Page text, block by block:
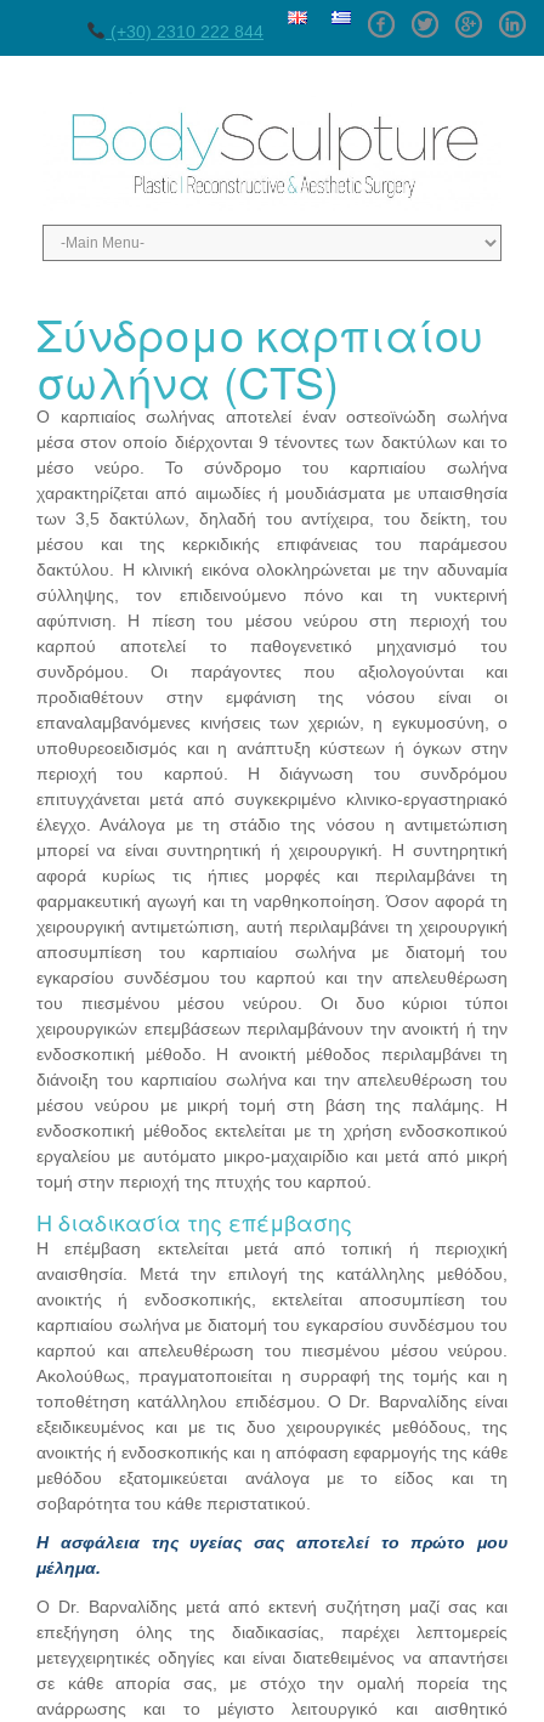
(+30) 2310 222 844
FacebookTwitterGPlus
Σύνδρομο καρπιαίου
σωλήνα (CTS)
Ο καρπιαίος σωλήνας αποτελεί έναν οστεοϊνώδη σωλήνα
μέσα στον οποίο διέρχονται 9 τένοντες των δακτύλων και το
μέσο νεύρο. Το σύνδρομο του καρπιαίου σωλήνα
χαρακτηρίζεται από αιμωδίες ή μουδιάσματα με υπαισθησία
των 3,5 δακτύλων, δηλαδή του αντίχειρα, του δείκτη, του
μέσου και της κερκιδικής επιφάνειας του παράμεσου
δακτύλου. Η κλινική εικόνα ολοκληρώνεται με την αδυναμία
σύλληψης, τον επιδεινούμενο πόνο και τη νυκτερινή
αφύπνιση. Η πίεση του μέσου νεύρου στη περιοχή του
καρπού αποτελεί το παθογενετικό μηχανισμό του
συνδρόμου. Οι παράγοντες που αξιολογούνται και
προδιαθέτουν στην εμφάνιση της νόσου είναι οι
επαναλαμβανόμενες κινήσεις των χεριών, η εγκυμοσύνη, ο
υποθυρεοειδισμός και η ανάπτυξη κύστεων ή όγκων στην
περιοχή του καρπού. Η διάγνωση του συνδρόμου
επιτυγχάνεται μετά από συγκεκριμένο κλινικο-εργαστηριακό
έλεγχο. Ανάλογα με τη στάδιο της νόσου η αντιμετώπιση
μπορεί να είναι συντηρητική ή χειρουργική. Η συντηρητική
αφορά κυρίως τις ήπιες μορφές και περιλαμβάνει τη
φαρμακευτική αγωγή και τη ναρθηκοποίηση. Όσον αφορά τη
χειρουργική αντιμετώπιση, αυτή περιλαμβάνει τη χειρουργική
αποσυμπίεση του καρπιαίου σωλήνα με διατομή του
εγκαρσίου συνδέσμου του καρπού και την απελευθέρωση
του πιεσμένου μέσου νεύρου. Οι δυο κύριοι τύποι
χειρουργικών επεμβάσεων περιλαμβάνουν την ανοικτή ή την
ενδοσκοπική μέθοδο. Η ανοικτή μέθοδος περιλαμβάνει τη
διάνοιξη του καρπιαίου σωλήνα και την απελευθέρωση του
μέσου νεύρου με μικρή τομή στη βάση της παλάμης. Η
ενδοσκοπική μέθοδος εκτελείται με τη χρήση ενδοσκοπικού
εργαλείου με αυτόματο μικρο-μαχαιρίδιο και μετά από μικρή
τομή στην περιοχή της πτυχής του καρπού.
Η διαδικασία της επέμβασης
Η επέμβαση εκτελείται μετά από τοπική ή περιοχική
αναισθησία. Μετά την επιλογή της κατάλληλης μεθόδου,
ανοικτής ή ενδοσκοπικής, εκτελείται αποσυμπίεση του
καρπιαίου σωλήνα με διατομή του εγκαρσίου συνδέσμου του
καρπού και απελευθέρωση του πιεσμένου μέσου νεύρου.
Ακολούθως, πραγματοποιείται η συρραφή της τομής και η
τοποθέτηση κατάλληλου επιδέσμου. Ο Dr. Βαρναλίδης είναι
εξειδικευμένος και με τις δυο χειρουργικές μεθόδους, της
ανοικτής ή ενδοσκοπικής και η απόφαση εφαρμογής της κάθε
μεθόδου εξατομικεύεται ανάλογα με το είδος και τη
σοβαρότητα του κάθε περιστατικού.
Η ασφάλεια της υγείας σας αποτελεί το πρώτο μου
μέλημα.
Ο Dr. Βαρναλίδης μετά από εκτενή συζήτηση μαζί σας και
επεξήγηση όλης της διαδικασίας, παρέχει λεπτομερείς
μετεγχειρητικές οδηγίες και είναι διατεθειμένος να απαντήσει
σε κάθε απορία σας, με στόχο την ομαλή πορεία της
ανάρρωσης και το μέγιστο λειτουργικό και αισθητικό